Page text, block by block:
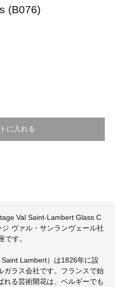
(B076)
に入れる
Val Saint-Lambert Glass C
ヴァル・サンランヴェール社
です。
Lambert）は1826年に設
ガラス会社です。フランスで始
れる芸術開花は、ベルギーでも